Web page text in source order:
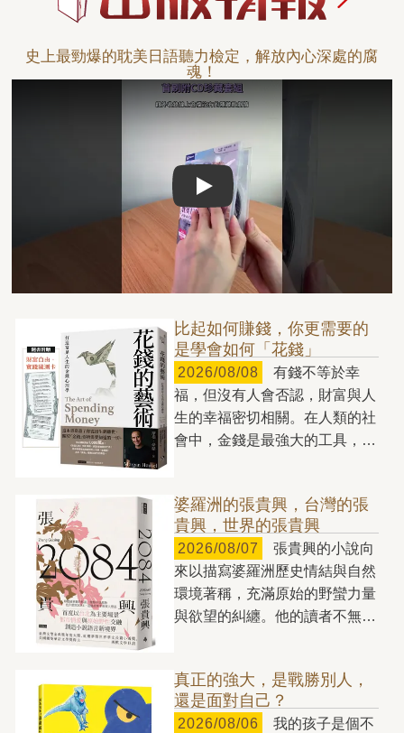
Play video
史上最勁爆的耽美日語聽力檢定，解放內心深處的腐
魂！
比起如何賺錢，你更需要的
是學會如何「花錢」
2026/08/08
福，但沒有人會否認，財富與人
生的幸福密切相關。在人類的社
會中，金錢是最強大的工具，也
拚命賺錢，卻往往不知道該如何
花錢。無止境地儲蓄，卻不敢把
錢用在真正能讓人生更美好的事
物上。我們混淆了欽佩與羨慕、
舒適與過度、效用與地位，一不
小心，就從財富的主人，變成了
幸福。有些人家財萬貫，卻一毛
不拔，對自己和身邊的人十分吝
婆羅洲的張貴興，台灣的張
貴興，世界的張貴興
2026/08/07
來以描寫婆羅洲歷史情結與自然
環境著稱，充滿原始的野蠻力量
與欲望的糾纏。他的讀者不無可
若是脫離婆羅洲的土壤，或許無
處扎根。但張貴興就如任何忠實
於創作的小說家，不斷用小說探
真正的強大，是戰勝別人，
還是面對自己？
2026/08/06